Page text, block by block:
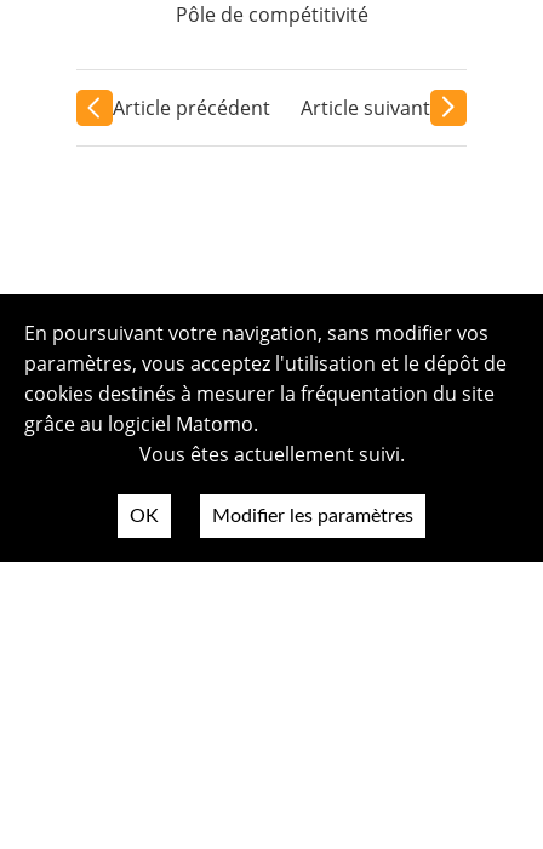
Pôle de compétitivité
Article précédent Article suivant
En poursuivant votre navigation, sans modifier vos
paramètres, vous acceptez l'utilisation et le dépôt de
cookies destinés à mesurer la fréquentation du site
grâce au logiciel Matomo.
Vous êtes actuellement suivi.
OK Modifier les paramètres